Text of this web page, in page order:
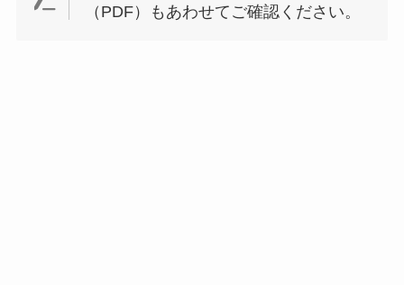
（PDF）もあわせてご確認ください。